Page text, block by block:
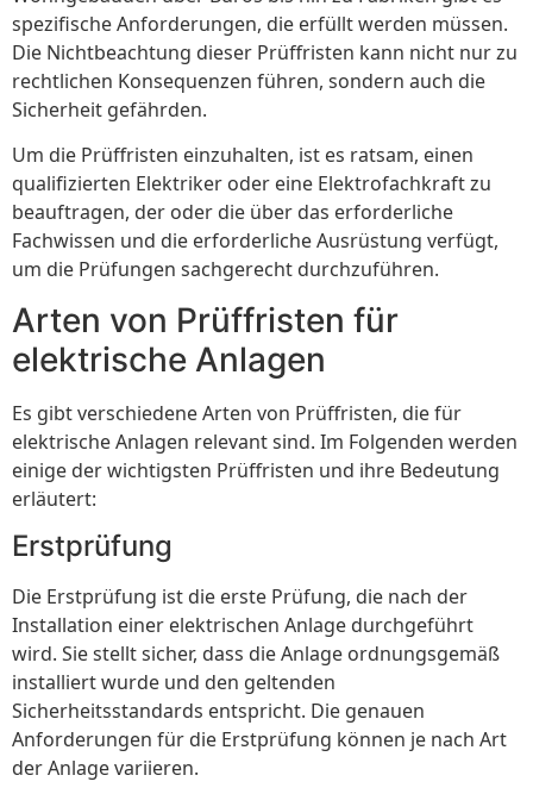
spezifische Anforderungen, die erfüllt werden müssen.
Die Nichtbeachtung dieser Prüffristen kann nicht nur zu
rechtlichen Konsequenzen führen, sondern auch die
Sicherheit gefährden.
Um die Prüffristen einzuhalten, ist es ratsam, einen
qualifizierten Elektriker oder eine Elektrofachkraft zu
beauftragen, der oder die über das erforderliche
Fachwissen und die erforderliche Ausrüstung verfügt,
um die Prüfungen sachgerecht durchzuführen.
Arten von Prüffristen für
elektrische Anlagen
Es gibt verschiedene Arten von Prüffristen, die für
elektrische Anlagen relevant sind. Im Folgenden werden
einige der wichtigsten Prüffristen und ihre Bedeutung
erläutert:
Erstprüfung
Die Erstprüfung ist die erste Prüfung, die nach der
Installation einer elektrischen Anlage durchgeführt
wird. Sie stellt sicher, dass die Anlage ordnungsgemäß
installiert wurde und den geltenden
Sicherheitsstandards entspricht. Die genauen
Anforderungen für die Erstprüfung können je nach Art
der Anlage variieren.